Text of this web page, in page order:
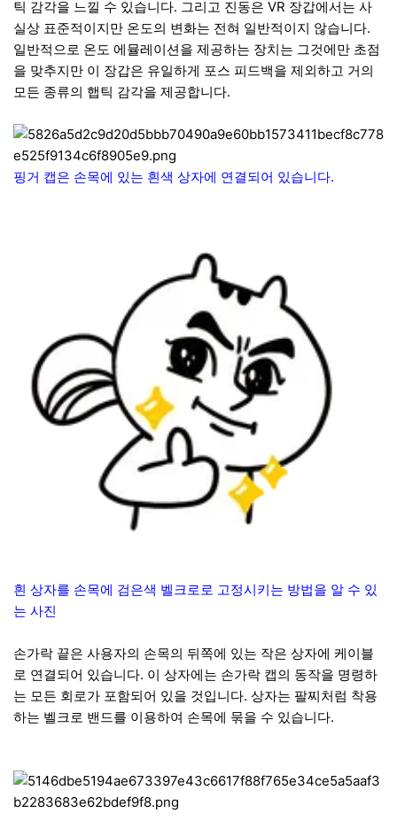
틱 감각을 느낄 수 있습니다. 그리고 진동은 VR 장갑에서는 사
실상 표준적이지만 온도의 변화는 전혀 일반적이지 않습니다.
일반적으로 온도 에뮬레이션을 제공하는 장치는 그것에만 초점
을 맞추지만 이 장갑은 유일하게 포스 피드백을 제외하고 거의
모든 종류의 햅틱 감각을 제공합니다.
핑거 캡은 손목에 있는 흰색 상자에 연결되어 있습니다.
흰 상자를 손목에 검은색 벨크로로 고정시키는 방법을 알 수 있
는 사진
손가락 끝은 사용자의 손목의 뒤쪽에 있는 작은 상자에 케이블
로 연결되어 있습니다. 이 상자에는 손가락 캡의 동작을 명령하
는 모든 회로가 포함되어 있을 것입니다. 상자는 팔찌처럼 착용
하는 벨크로 밴드를 이용하여 손목에 묶을 수 있습니다.